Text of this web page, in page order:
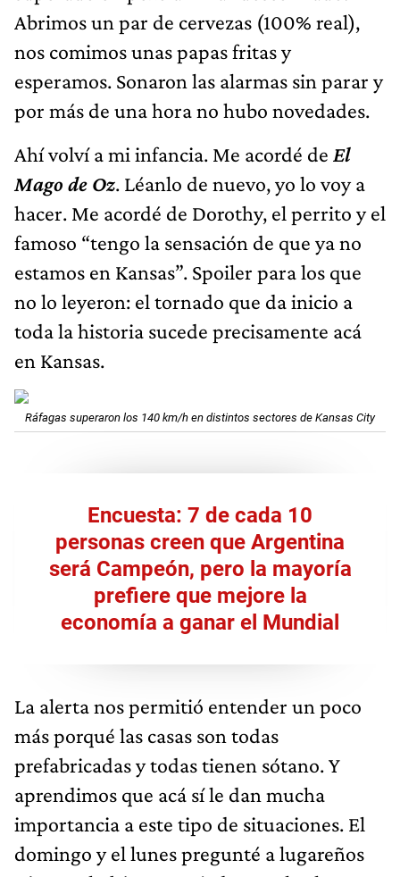
Abrimos un par de cervezas (100% real),
nos comimos unas papas fritas y
esperamos. Sonaron las alarmas sin parar y
por más de una hora no hubo novedades.
Ahí volví a mi infancia. Me acordé de El
Mago de Oz. Léanlo de nuevo, yo lo voy a
hacer. Me acordé de Dorothy, el perrito y el
famoso “tengo la sensación de que ya no
estamos en Kansas”. Spoiler para los que
no lo leyeron: el tornado que da inicio a
toda la historia sucede precisamente acá
en Kansas.
Ráfagas superaron los 140 km/h en distintos sectores de Kansas City
Encuesta: 7 de cada 10
personas creen que Argentina
será Campeón, pero la mayoría
prefiere que mejore la
economía a ganar el Mundial
La alerta nos permitió entender un poco
más porqué las casas son todas
prefabricadas y todas tienen sótano. Y
aprendimos que acá sí le dan mucha
importancia a este tipo de situaciones. El
domingo y el lunes pregunté a lugareños